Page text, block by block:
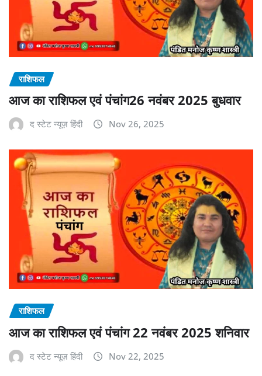
राशिफल
आज का राशिफल एवं पंचांग26 नवंबर 2025 बुधवार
द स्टेट न्यूज़ हिंदी Nov 26, 2025
राशिफल
आज का राशिफल एवं पंचांग 22 नवंबर 2025 शनिवार
द स्टेट न्यूज़ हिंदी Nov 22, 2025